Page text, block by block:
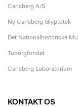
Carlsberg A/S
Ny Carlsberg Glyptotek
Det Nationalhistoriske
Tuborgfondet
Carlsberg Laboratorium
KONTAKT OS